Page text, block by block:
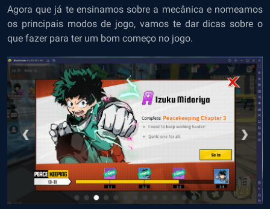
Agora que já te ensinamos sobre a mecânica e nomeamos
os principais modos de jogo, vamos te dar dicas sobre o
que fazer para ter um bom começo no jogo.